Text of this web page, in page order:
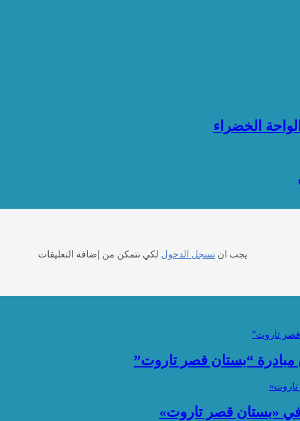
الخضراء
يجب ان تسجل الدخول لكي تتمكن من إضافة التعليقات
مبادرة “بستان قصر تاروت”
في «بستان قصر تاروت»